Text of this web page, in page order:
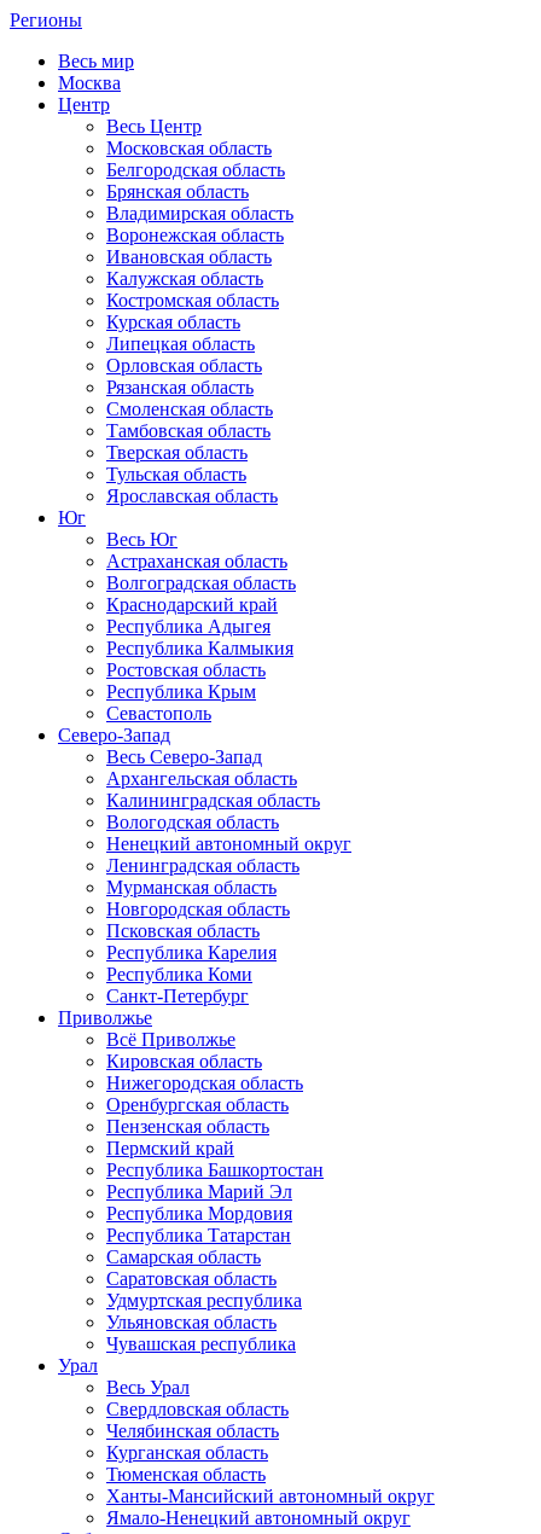
Регионы
Весь мир
Москва
Центр
Весь Центр
Московская область
Белгородская область
Брянская область
Владимирская область
Воронежская область
Ивановская область
Калужская область
Костромская область
Курская область
Липецкая область
Орловская область
Рязанская область
Смоленская область
Тамбовская область
Тверская область
Тульская область
Ярославская область
Юг
Весь Юг
Астраханская область
Волгоградская область
Краснодарский край
Республика Адыгея
Республика Калмыкия
Ростовская область
Республика Крым
Севастополь
Северо-Запад
Весь Северо-Запад
Архангельская область
Калининградская область
Вологодская область
Ненецкий автономный округ
Ленинградская область
Мурманская область
Новгородская область
Псковская область
Республика Карелия
Республика Коми
Санкт-Петербург
Приволжье
Всё Приволжье
Кировская область
Нижегородская область
Оренбургская область
Пензенская область
Пермский край
Республика Башкортостан
Республика Марий Эл
Республика Мордовия
Республика Татарстан
Самарская область
Саратовская область
Удмуртская республика
Ульяновская область
Чувашская республика
Урал
Весь Урал
Свердловская область
Челябинская область
Курганская область
Тюменская область
Ханты-Мансийский автономный округ
Ямало-Ненецкий автономный округ